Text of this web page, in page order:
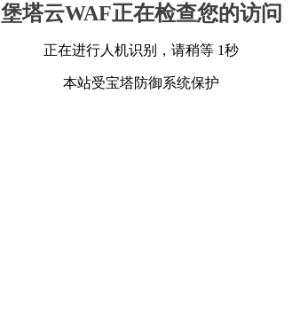
堡塔云WAF正在检查您的访问
正在进行人机识别，请稍等 1秒
本站受宝塔防御系统保护